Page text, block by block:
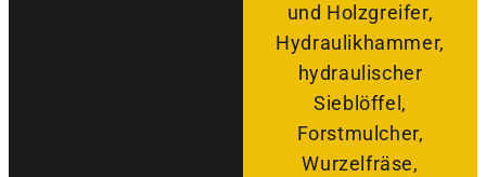
und Holzgreifer,
Hydraulikhammer,
hydraulischer
Sieblöffel,
Forstmulcher,
Wurzelfräse,